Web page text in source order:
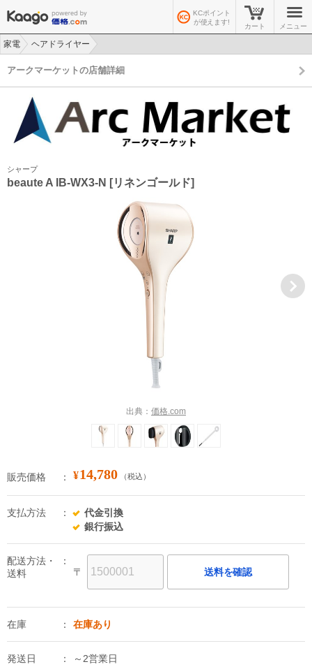
KCポイント
が使えます!
カート メニュー
家電
ヘアドライヤー
アークマーケットの店舗詳細
シャープ
beaute A IB-WX3-N [リネンゴールド]
出典： 価格.com
販売価格 ¥14,780 （税込）
支払方法
代金引換
銀行振込
配送方法・
送料
〒 送料を確認
在庫 在庫あり
発送日 ～2営業日